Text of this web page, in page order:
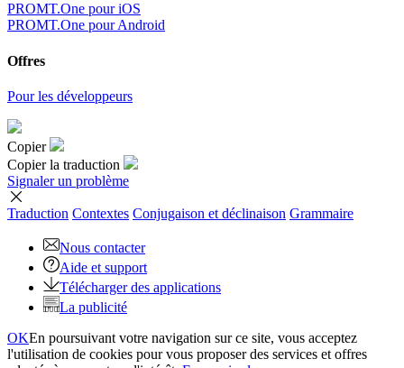
PROMT.One pour iOS
PROMT.One pour Android
Offres
Pour les développeurs
Copier
Copier la traduction
Signaler un problème
Traduction Contextes Conjugaison et déclinaison Grammaire
Nous contacter
Aide et support
Télécharger des applications
La publicité
OKEn poursuivant votre navigation sur ce site, vous acceptez
l'utilisation de cookies pour vous proposer des services et offres